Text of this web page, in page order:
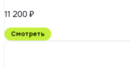
11 200 ₽
Смотреть